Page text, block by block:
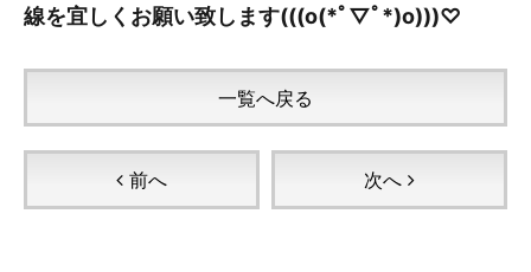
線を宜しくお願い致します(((o(*ﾟ▽ﾟ*)o)))♡
前へ
一覧へ戻る
次へ